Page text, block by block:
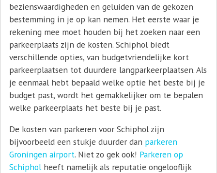
bezienswaardigheden en geluiden van de gekozen
bestemming in je op kan nemen. Het eerste waar je
rekening mee moet houden bij het zoeken naar een
parkeerplaats zijn de kosten. Schiphol biedt
verschillende opties, van budgetvriendelijke kort
parkeerplaatsen tot duurdere langparkeerplaatsen. Als
je eenmaal hebt bepaald welke optie het beste bij je
budget past, wordt het gemakkelijker om te bepalen
welke parkeerplaats het beste bij je past.
De kosten van parkeren voor Schiphol zijn
bijvoorbeeld een stukje duurder dan parkeren
Groningen airport. Niet zo gek ook! Parkeren op
Schipholheeft namelijk als reputatie ongelooflijk